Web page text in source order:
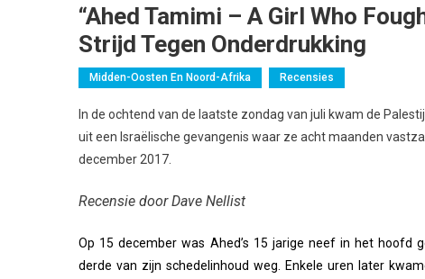
“Ahed Tamimi – A Girl Who
Strijd Tegen Onderdrukking
Midden-Oosten En Noord-Afrika Recensies
In de ochtend van de laatste zondag van juli kwam de
uit een Israëlische gevangenis waar ze acht maanden
december 2017.
Recensie door Dave Nellist
Op 15 december was Ahed’s 15 jarige neef in het hoofd
derde van zijn schedelinhoud weg. Enkele uren later